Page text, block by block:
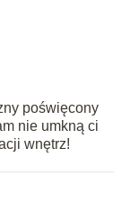
poświęcony
nie umkną ci
wnętrz!